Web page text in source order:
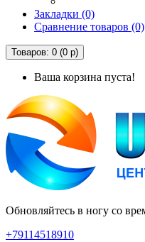
Закладки (0)
Сравнение товаров (0)
Товаров: 0 (0 р)
Ваша корзина пуста!
Обновляйтесь в ногу со
+79114518910